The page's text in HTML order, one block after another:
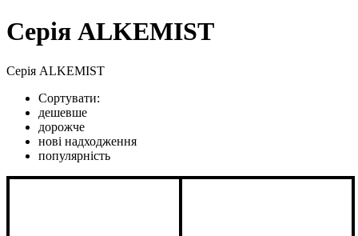
Серія ALKEMIST
Серія ALKEMIST
Сортувати:
дешевше
дорожче
нові надходження
популярність